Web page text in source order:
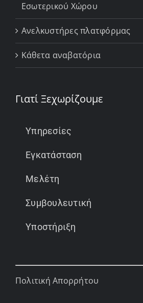
Εσωτερικού Χώρου
Ανελκυστήρες πλατφόρμας
Κάθετα αναβατόρια
Γιατί Ξεχωρίζουμε
Υπηρεσίες
Εγκατάσταση
Μελέτη
Συμβουλευτική
Υποστήριξη
Πολιτική Απορρήτου